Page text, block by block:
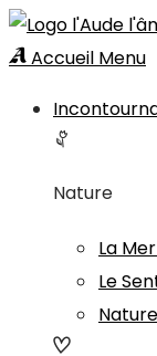
Accueil Menu
Nature
La
Le